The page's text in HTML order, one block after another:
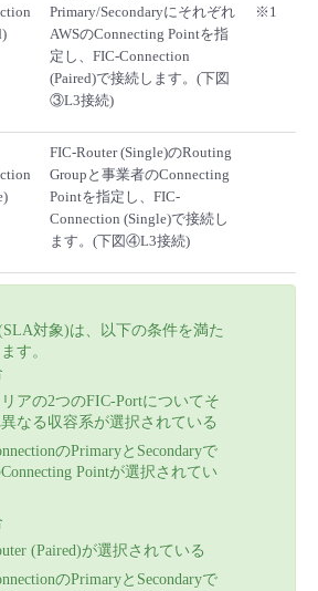
Primary/Secondaryにそれぞれ
AWSのConnecting Pointを指
定し、FIC-Connection
(Paired)で接続します。(下図
③L3接続)
※1
FIC-Router (Single)のRouting
Groupと事業者のConnecting
Pointを指定し、FIC-
Connection (Single)で接続し
ます。(下図④L3接続)
対象)は、以下の条件を満た
す。
アの2つのFIC-Portについてそ
なる収容系が選択されている
のPrimaryとSecondaryで
Pointが選択されてい
(Paired)が選択されている
のPrimaryとSecondaryで